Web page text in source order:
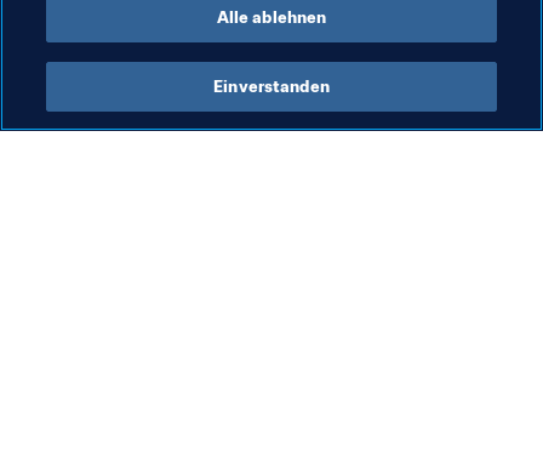
Alle ablehnen
Einverstanden